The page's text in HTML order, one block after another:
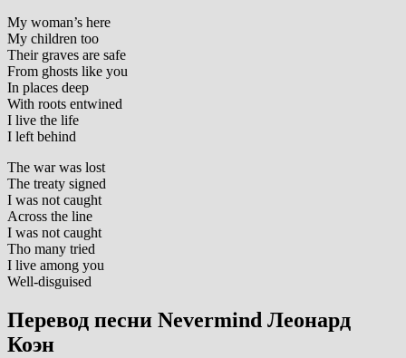
My woman’s here
My children too
Their graves are safe
From ghosts like you
In places deep
With roots entwined
I live the life
I left behind
The war was lost
The treaty signed
I was not caught
Across the line
I was not caught
Tho many tried
I live among you
Well-disguised
Перевод песни Nevermind Леонард
Коэн